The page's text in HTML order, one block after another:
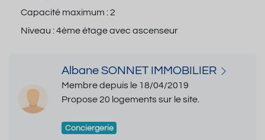
Capacité maximum :2
Niveau :4ème étage avec ascenseur
Albane SONNET IMMOBILIER
Membre depuis le 18/04/2019
Propose 20 logements sur le site.
Conciergerie